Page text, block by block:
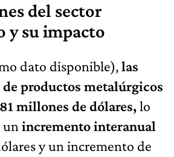
del sector
y su impacto
dato disponible),las
productos metalúrgicos
millones de dólares,lo
un incremento interanual
y un incremento de